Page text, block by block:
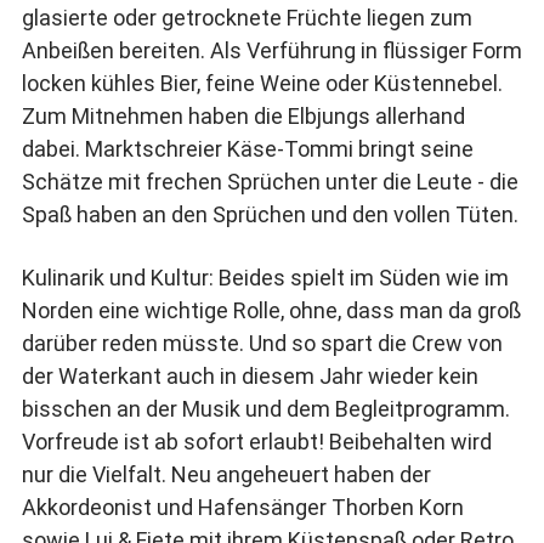
glasierte oder getrocknete Früchte liegen zum
Anbeißen bereiten. Als Verführung in flüssiger Form
locken kühles Bier, feine Weine oder Küstennebel.
Zum Mitnehmen haben die Elbjungs allerhand
dabei. Marktschreier Käse-Tommi bringt seine
Schätze mit frechen Sprüchen unter die Leute - die
Spaß haben an den Sprüchen und den vollen Tüten.
Kulinarik und Kultur: Beides spielt im Süden wie im
Norden eine wichtige Rolle, ohne, dass man da groß
darüber reden müsste. Und so spart die Crew von
der Waterkant auch in diesem Jahr wieder kein
bisschen an der Musik und dem Begleitprogramm.
Vorfreude ist ab sofort erlaubt! Beibehalten wird
nur die Vielfalt. Neu angeheuert haben der
Akkordeonist und Hafensänger Thorben Korn